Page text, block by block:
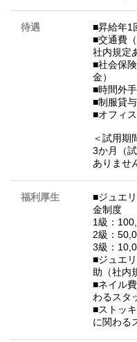
待遇
■昇給年1
■交通費
社内規定
■社会保
金）
■時間外
■制服貸与
■オフィ
＜試用期
3か月（
ありませ
福利厚生
■ジュエ
金制度
1級：
2級：
3級：
■ジュエ
助（社内
■ネイル
わるスタ
■ストッ
に関わる